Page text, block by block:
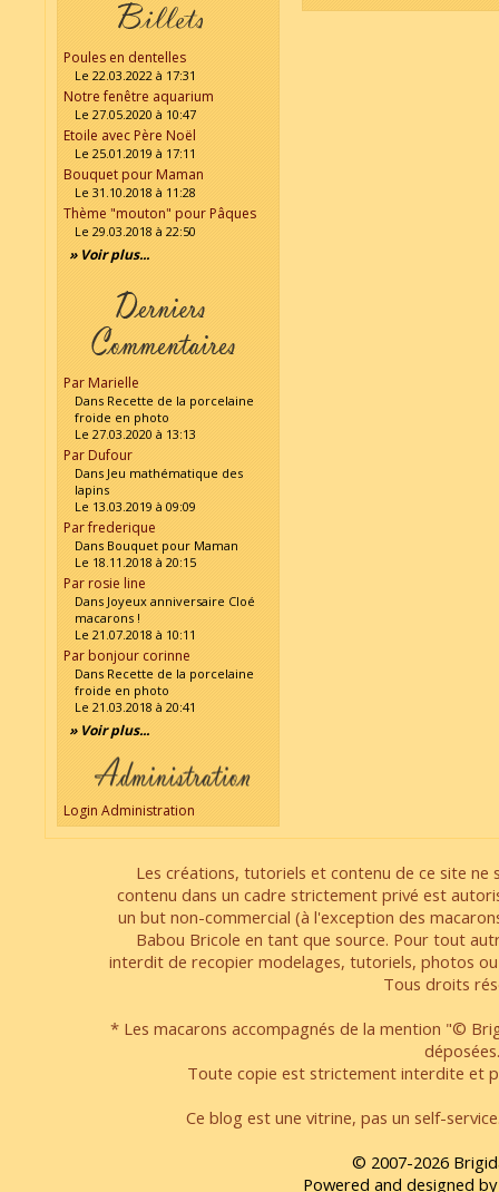
Poules en dentelles
Le 22.03.2022 à 17:31
Notre fenêtre aquarium
Le 27.05.2020 à 10:47
Etoile avec Père Noël
Le 25.01.2019 à 17:11
Bouquet pour Maman
Le 31.10.2018 à 11:28
Thème "mouton" pour Pâques
Le 29.03.2018 à 22:50
» Voir plus...
Par Marielle
Dans Recette de la porcelaine
froide en photo
Le 27.03.2020 à 13:13
Par Dufour
Dans Jeu mathématique des
lapins
Le 13.03.2019 à 09:09
Par frederique
Dans Bouquet pour Maman
Le 18.11.2018 à 20:15
Par rosie line
Dans Joyeux anniversaire Cloé
macarons !
Le 21.07.2018 à 10:11
Par bonjour corinne
Dans Recette de la porcelaine
froide en photo
Le 21.03.2018 à 20:41
» Voir plus...
Login Administration
Les créations, tutoriels et contenu de ce site
contenu dans un cadre strictement privé est
un but non-commercial (à l'exception des
Babou Bricole en tant que source. Pour tout
interdit de recopier modelages, tutoriels, photos
Tous droits
* Les macarons accompagnés de la mention "©
déposées.
Toute copie est strictement interdite et
Ce blog est une vitrine, pas un self-
© 2007-2026
Powered and designed